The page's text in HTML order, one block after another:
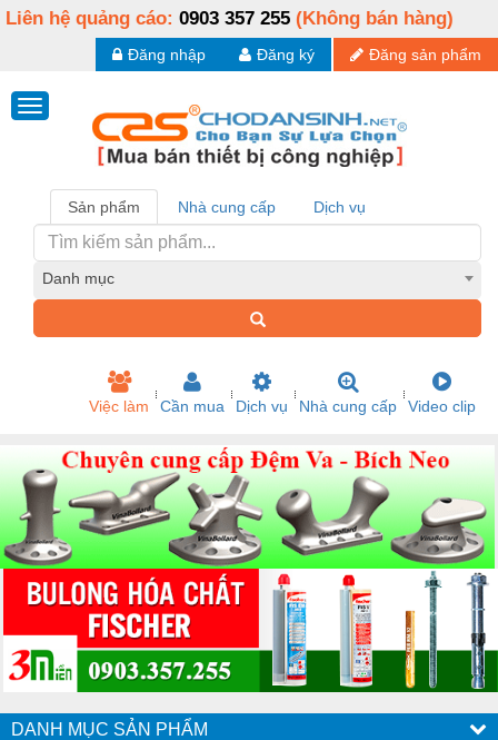
Liên hệ quảng cáo: 0903 357 255 (Không bán hàng)
Đăng sản phẩm
Đăng ký
Đăng nhập
Sản phẩm Nhà cung cấp Dịch vụ
Danh mục
Việc làm Cần mua Dịch vụ Nhà cung cấp Video clip
DANH MỤC SẢN PHẨM